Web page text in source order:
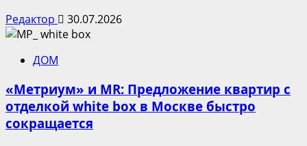
Редактор 30.07.2026
ДОМ
«Метриум» и MR: Предложение квартир с
отделкой white box в Москве быстро
сокращается